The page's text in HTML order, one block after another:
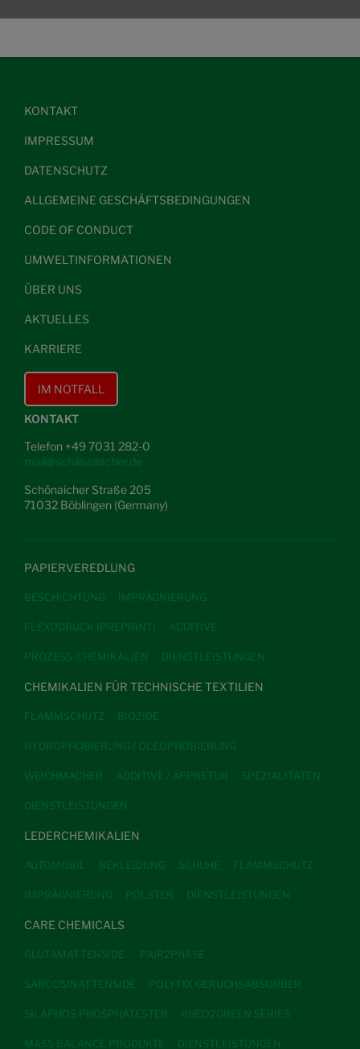
KONTAKT
IMPRESSUM
DATENSCHUTZ
ALLGEMEINE GESCHÄFTSBEDINGUNGEN
CODE OF CONDUCT
UMWELTINFORMATIONEN
ÜBER UNS
AKTUELLES
KARRIERE
IM NOTFALL
KONTAKT
Telefon +49 7031 282-0
mail@schillseilacher.de
Schönaicher Straße 205
71032 Böblingen (Germany)
PAPIERVEREDLUNG
BESCHICHTUNG IMPRÄGNIERUNG
FLEXODRUCK (PREPRINT) ADDITIVE
PROZESS-CHEMIKALIEN DIENSTLEISTUNGEN
CHEMIKALIEN FÜR TECHNISCHE TEXTILIEN
FLAMMSCHUTZ BIOZIDE
HYDROPHOBIERUNG / OLEOPHOBIERUNG
WEICHMACHER ADDITIVE / APPRETUR SPEZIALITÄTEN
DIENSTLEISTUNGEN
LEDERCHEMIKALIEN
AUTOMOBIL BEKLEIDUNG SCHUHE FLAMMSCHUTZ
IMPRÄGNIERUNG POLSTER DIENSTLEISTUNGEN
CARE CHEMICALS
GLUTAMAT-TENSIDE. PAIR2PHASE
SARCOSINAT-TENSIDE POLYFIX GERUCHSABSORBER
SILAPHOS PHOSPHATESTER RHEO2GREEN SERIES
MASS BALANCE PRODUKTE DIENSTLEISTUNGEN